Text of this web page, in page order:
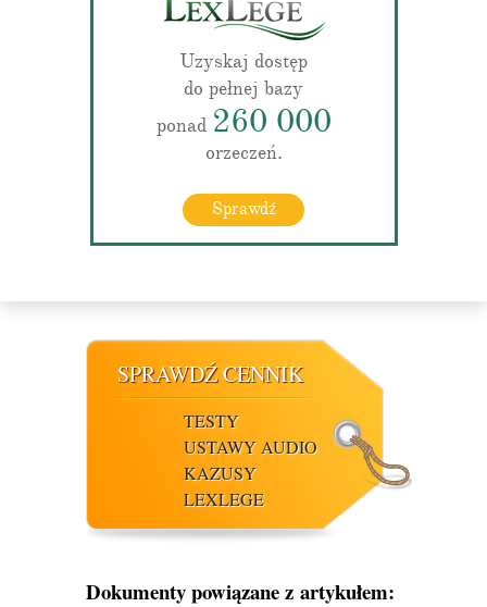
Uzyskaj dostęp
do pełnej bazy
ponad 260 000
orzeczeń.
Sprawdź
SPRAWDŹ CENNIK
TESTY
USTAWY AUDIO
KAZUSY
LEXLEGE
Dokumenty powiązane z artykułem: